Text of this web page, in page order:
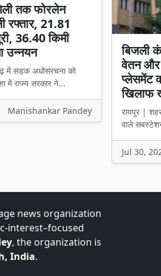
तक फोरलेन
रफ्तार, 21.81
36.40 किमी
उन्नयन
में सड़क अधोसंरचना को
में राज्य सरकार ने...
Manishankar Pandey
बिजली
वेतन और
प्लेसमेंट
खिलाफ
रायपुर |
वाले
Jul 30,
news organization
interest–focused
, the organization is
India.